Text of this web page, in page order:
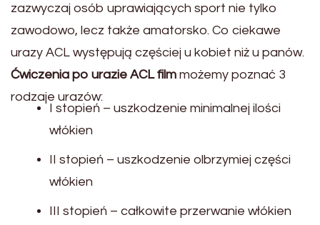
zazwyczaj osób uprawiających sport nie tylko
zawodowo, lecz także amatorsko. Co ciekawe
urazy ACL występują częściej u kobiet niż u panów.
Ćwiczenia po urazie ACL film możemy poznać 3
rodzaje urazów:
I stopień – uszkodzenie minimalnej ilości
włókien
II stopień – uszkodzenie olbrzymiej części
włókien
III stopień – całkowite przerwanie włókien